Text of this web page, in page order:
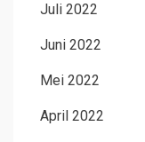
Juli 2022
Juni 2022
Mei 2022
April 2022